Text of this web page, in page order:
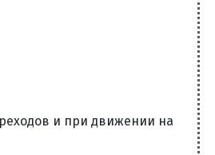
и при движении на